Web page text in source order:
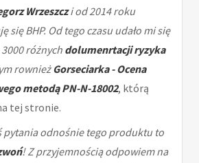
Wrzeszczi od 2014 roku
się BHP. Od tego czasu udało mi się
różnych dolumenrtacji ryzyka
rownieżGorseciarka - Ocena
metodą PN-N-18002, którą
tej stronie.
pytania odnośnie tego produktu to
! Z przyjemnością odpowiem na